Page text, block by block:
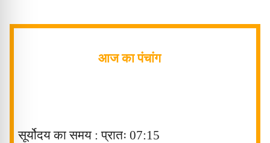
आज का पंचांग
सूर्योदय का समय : प्रातः 07:15